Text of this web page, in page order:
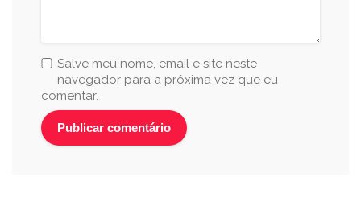
Salve meu nome, email e site neste
navegador para a próxima vez que eu
comentar.